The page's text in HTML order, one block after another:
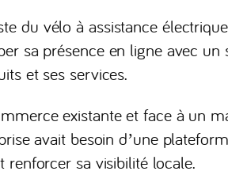
du vélo à assistance
sa présence en ligne avec
et ses services.
existante et face à un
avait besoin d’une
renforcer sa visibilité locale.